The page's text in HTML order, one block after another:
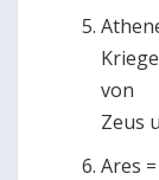
von
Zeus
Ares